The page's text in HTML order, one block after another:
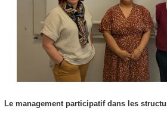
Le management participatif dans les